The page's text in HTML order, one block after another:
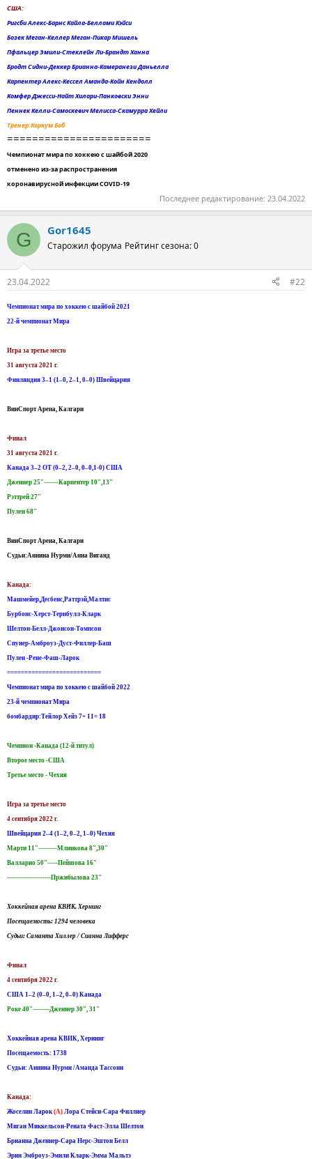
США:
Ригсби Алекс-Барнс Кайла-Беллами Кэйси
Бозек Меган-Келлер Меган-Пикар Мишель
Пфальцер Эмили-Стеклейн Ли-Брандт Ханна
Бродт Сидни-Деккер Брианна-Камеранези Даньелла
Карпентер Алекс-Кессел Аманда-Койн Кендолл
Комфер Джесси-Найт Хилари-Панковски Энни
Пеннек Келли-Самоскевич Мелисса-Скамурра Хейли
Тренер:Коркум Боб
=======================
Чемпионат мира по хоккею с шайбой 2020
отменено из-за распространения
коронавирусной инфекции COVID-19
Последнее редактирование: 23.04.2022
G Gor1645
Старожил форума Рейтинг сезона: 0
23.04.2022 #22
Чемпионат мира по хоккею с шайбой 2021
22-й чемпионат Мира
Игра за третье место
31 августа 2021 г.
Финляндия 3–1 (1–0, 2–1, 0–0) Швейцария
ВинСпорт Арена, Калгари
Финал
31 августа 2021 г.
Канада 3–2 ОТ (0–2, 2–0, 0–0,1-0) США
Дженнер 25"-------Карпентер 10",13"
Рэттрей 27"
Пулен 68"
ВинСпорт Арена, Калгари
Судьи:Аннина Нурми/Анна Виганд
Канада:
Машмейер,Десбенс,Раттрэй,Малтис
Бурбонс-Херст-Тернбулл-Кларк
Шелтон-Белл-Джонсон-Томпсон
Спунер-Амброуз-Дуст-Филлер-Баш
Пулен -Рене-Фаш-Ларок
===========================
Чемпионат мира по хоккею с шайбой 2022
23-й чемпионат Мира
бомбардир:Тейлор Хейз 7+ 11= 18
Чемпион -Канада (12-й титул)
Второе место -США
Третье место - Чехия
Игра за третье место
4 сентября 2022 г.
Швейцария 2–4 (1–2, 0–2, 1–0) Чехия
Марти 11"---------Млинкова 8",30"
Валларио 50"-----Пейшова 16"
---------------------Пржибылова 23"
Хоккейная арена КВИК, Хернинг
Посещаемость: 1294 человека
Судьи: Саманта Хиллер / Сианна Лифферс
Финал
4 сентября 2022 г.
США 1–2 (0–0, 1–2, 0–0) Канада
Роке 40"--------Дженнер 30", 31"
Хоккейная арена КВИК, Хернинг
Посещаемость: 1738
Судьи: Аннина Нурми /Аманда Тассони
Канада:
Жоселин Ларок (A) Лора Стейси-Сара Филлиер
Миган Миккельсон-Рената Фаст-Элла Шелтон
Брианна Дженнер-Сара Нерс-Эштон Белл
Эрин Эмброуз-Эмили Кларк-Эмма Мальтэ